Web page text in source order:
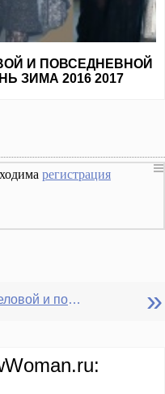
И ПОВСЕДНЕВНОЙ
ЗИМА 2016 2017
регистрация
Модная коллекция деловой и повседневной одежды "Pre-Fall 2016" от Chanel на сезон Осень-Зима 2016-2017 »